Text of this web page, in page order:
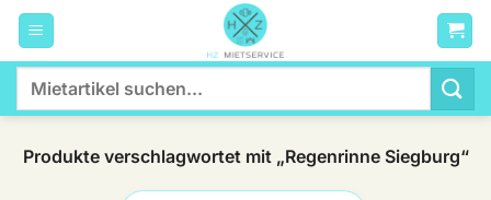
Zum
Inhalt
springen
nach:
Produkte verschlagwortet mit „Regenrinne Siegburg“